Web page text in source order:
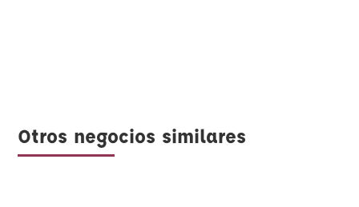
Otros negocios similares